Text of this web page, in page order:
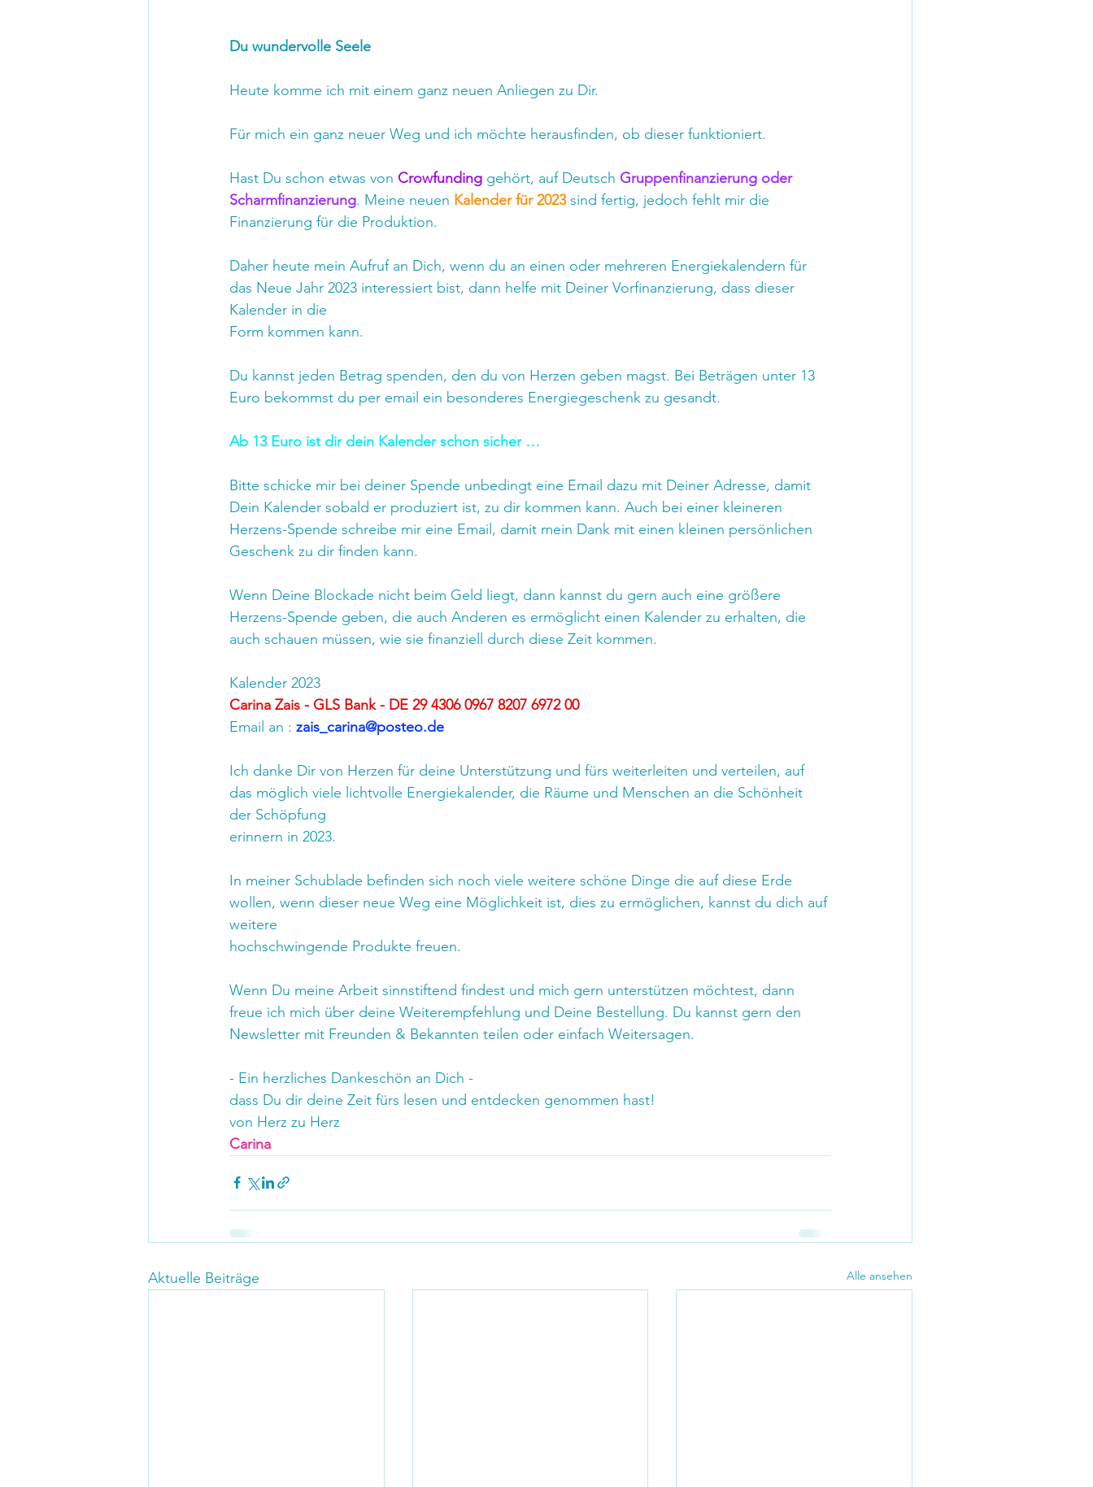
Du wundervolle Seele
Heute komme ich mit einem ganz neuen Anliegen zu Dir.
Für mich ein ganz neuer Weg und ich möchte herausfinden, ob dieser funktioniert.
Hast Du schon etwas von Crowfunding gehört, auf Deutsch Gruppenfinanzierung oder
Scharmfinanzierung. Meine neuen Kalender für 2023 sind fertig, jedoch fehlt mir die
Finanzierung für die Produktion.
Daher heute mein Aufruf an Dich, wenn du an einen oder mehreren Energiekalendern für
das Neue Jahr 2023 interessiert bist, dann helfe mit Deiner Vorfinanzierung, dass dieser
Kalender in die
Form kommen kann.
Du kannst jeden Betrag spenden, den du von Herzen geben magst. Bei Beträgen unter 13
Euro bekommst du per email ein besonderes Energiegeschenk zu gesandt.
Ab 13 Euro ist dir dein Kalender schon sicher …
Bitte schicke mir bei deiner Spende unbedingt eine Email dazu mit Deiner Adresse, damit
Dein Kalender sobald er produziert ist, zu dir kommen kann. Auch bei einer kleineren
Herzens-Spende schreibe mir eine Email, damit mein Dank mit einen kleinen persönlichen
Geschenk zu dir finden kann.
Wenn Deine Blockade nicht beim Geld liegt, dann kannst du gern auch eine größere
Herzens-Spende geben, die auch Anderen es ermöglicht einen Kalender zu erhalten, die
auch schauen müssen, wie sie finanziell durch diese Zeit kommen.
Kalender 2023
Carina Zais - GLS Bank - DE 29 4306 0967 8207 6972 00
Email an : zais_carina@posteo.de
Ich danke Dir von Herzen für deine Unterstützung und fürs weiterleiten und verteilen, auf
das möglich viele lichtvolle Energiekalender, die Räume und Menschen an die Schönheit
der Schöpfung
erinnern in 2023.
In meiner Schublade befinden sich noch viele weitere schöne Dinge die auf diese Erde
wollen, wenn dieser neue Weg eine Möglichkeit ist, dies zu ermöglichen, kannst du dich auf
weitere
hochschwingende Produkte freuen.
Wenn Du meine Arbeit sinnstiftend findest und mich gern unterstützen möchtest, dann
freue ich mich über deine Weiterempfehlung und Deine Bestellung. Du kannst gern den
Newsletter mit Freunden & Bekannten teilen oder einfach Weitersagen.
- Ein herzliches Dankeschön an Dich -
dass Du dir deine Zeit fürs lesen und entdecken genommen hast!
von Herz zu Herz
Carina
Aktuelle Beiträge Alle ansehen